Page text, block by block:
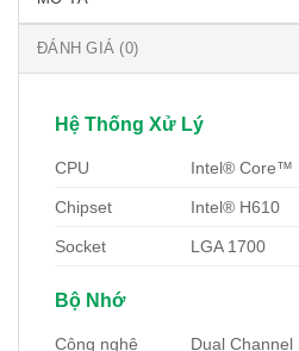
ĐÁNH GIÁ (0)
Hệ Thống Xử Lý
CPU Intel® Core™
Chipset Intel® H610
Socket LGA 1700
Bộ Nhớ
Công nghệ Dual Channel